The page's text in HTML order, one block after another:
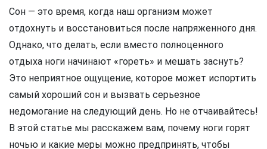
Сон — это время, когда наш организм может
отдохнуть и восстановиться после напряженного дня.
Однако, что делать, если вместо полноценного
отдыха ноги начинают «гореть» и мешать заснуть?
Это неприятное ощущение, которое может испортить
самый хороший сон и вызвать серьезное
недомогание на следующий день. Но не отчаивайтесь!
В этой статье мы расскажем вам, почему ноги горят
ночью и какие меры можно предпринять, чтобы